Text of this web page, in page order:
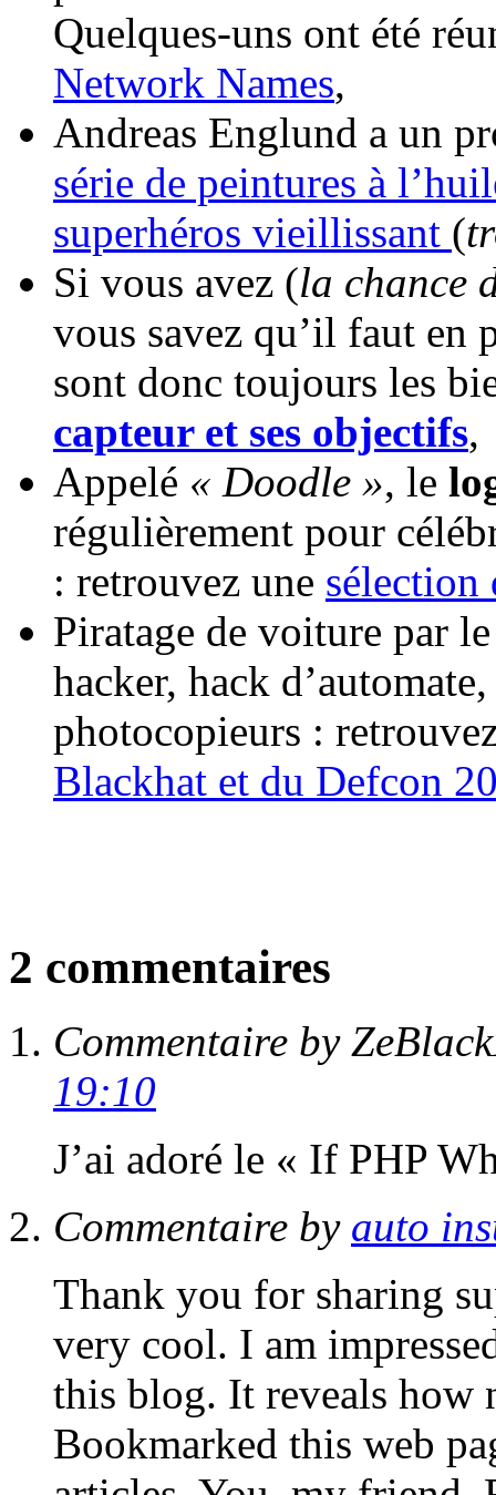
Quelques-uns ont été
Network Names,
Andreas Englund a un
série de peintures à
superhéros vieillissant (
Si vous avez (la chance
vous savez qu’il faut en
sont donc toujours les
capteur et ses objectifs,
Appelé « Doodle », le
régulièrement pour
: retrouvez une sélection
Piratage de voiture par
hacker, hack
photocopieurs :
Blackhat et du Defcon
2 commentaires
Commentaire by
19:10
J’ai adoré le « If PHP
Commentaire by auto
Thank you for sharing
very cool. I am
this blog. It reveals how
Bookmarked this web